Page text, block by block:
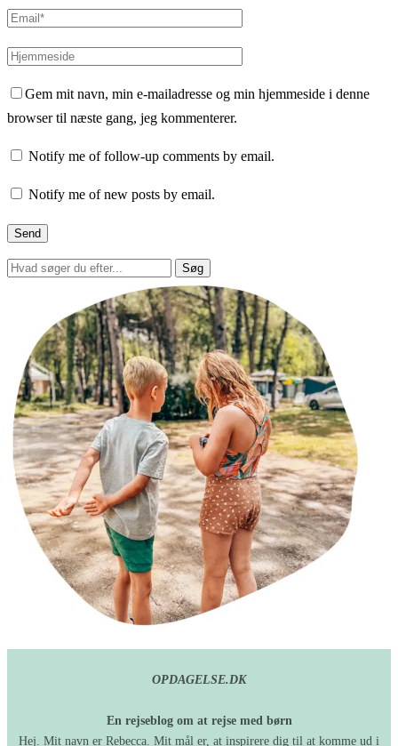
Gem mit navn, min e-mailadresse og min hjemmeside i denne
browser til næste gang, jeg kommenterer.
Notify me of follow-up comments by email.
Notify me of new posts by email.
OPDAGELSE.DK
En rejseblog om at rejse med børn
Hej. Mit navn er Rebecca. Mit mål er, at inspirere dig til at komme ud i